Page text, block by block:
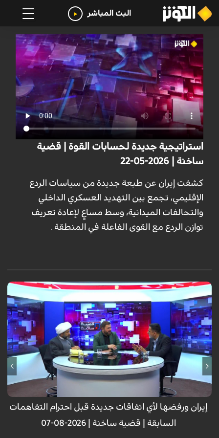
البث المباشر
استراتيجية جديدة لحسابات القوة | قضية
ساخنة | 2026-05-22
كشفت إيران عن طبعة جديدة من سياسات الردع
الإقليمي، تجمع بين التهديد العسكري الداخلي
والتحالفات الميدانية، وسط مساعٍ لإعادة تعريف
توازن الردع مع القوى الفاعلة في المنطقة .
إيران ورفضها لأي اتفاقات جديدة قبل احترام التفاهمات
السابقة | قضية ساخنة | 2026-08-07